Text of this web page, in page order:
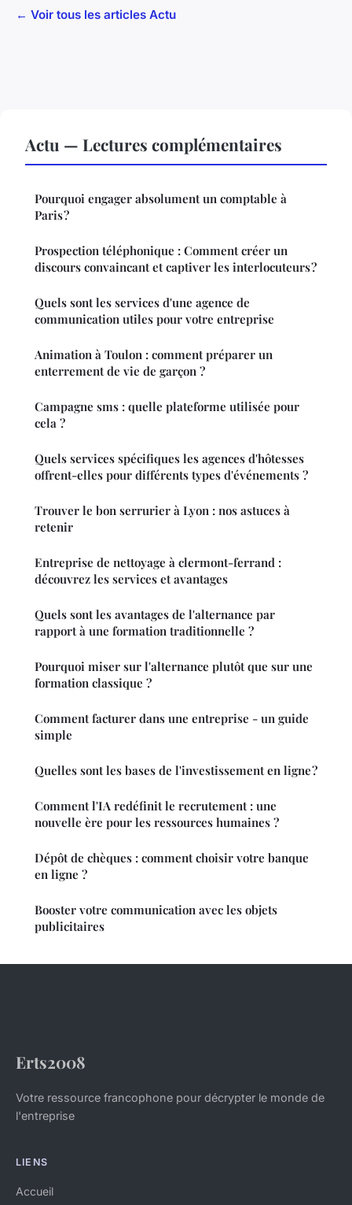
← Voir tous les articles Actu
Actu — Lectures complémentaires
Pourquoi engager absolument un comptable à
Paris ?
Prospection téléphonique : Comment créer un
discours convaincant et captiver les interlocuteurs ?
Quels sont les services d'une agence de
communication utiles pour votre entreprise
Animation à Toulon : comment préparer un
enterrement de vie de garçon ?
Campagne sms : quelle plateforme utilisée pour
cela ?
Quels services spécifiques les agences d'hôtesses
offrent-elles pour différents types d'événements ?
Trouver le bon serrurier à Lyon : nos astuces à
retenir
Entreprise de nettoyage à clermont-ferrand :
découvrez les services et avantages
Quels sont les avantages de l'alternance par
rapport à une formation traditionnelle ?
Pourquoi miser sur l'alternance plutôt que sur une
formation classique ?
Comment facturer dans une entreprise - un guide
simple
Quelles sont les bases de l'investissement en ligne ?
Comment l'IA redéfinit le recrutement : une
nouvelle ère pour les ressources humaines ?
Dépôt de chèques : comment choisir votre banque
en ligne ?
Booster votre communication avec les objets
publicitaires
Erts2008
Votre ressource francophone pour décrypter le monde de
l'entreprise
LIENS
Accueil